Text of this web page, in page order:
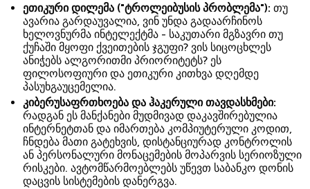
ეთიკური დილემა ("ტროლეიბუსის პრობლემა"): თუ
ავარია გარდაუვალია, ვინ უნდა გადაარჩინოს
ხელოვნურმა ინტელექტმა - საკუთარი მგზავრი თუ
ქუჩაში მყოფი ქვეითების ჯგუფი? ვის სიცოცხლეს
ანიჭებს ალგორითმი პრიორიტეტს? ეს
ფილოსოფიური და ეთიკური კითხვა დღემდე
პასუხგაუცემელია.
კიბერუსაფრთხოება და ჰაკერული თავდასხმები:
რადგან ეს მანქანები მუდმივად დაკავშირებულია
ინტერნეტთან და იმართება კომპიუტერული კოდით,
ჩნდება მათი გატეხვის, დისტანციურად კონტროლის
ან პერსონალური მონაცემების მოპარვის სერიოზული
რისკები. ავტომწარმოებლებს უწევთ საბანკო დონის
დაცვის სისტემების დანერგვა.